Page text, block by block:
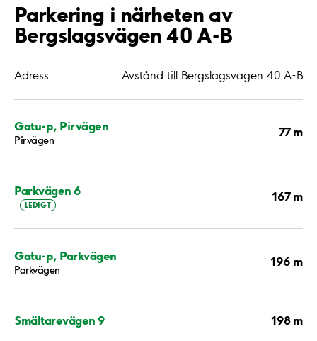
Parkering i närheten av
Bergslagsvägen 40 A-B
Adress Avstånd till Bergslagsvägen 40 A-B
Gatu-p, Pirvägen
Pirvägen
77 m
Parkvägen 6
LEDIGT
167 m
Gatu-p, Parkvägen
Parkvägen
196 m
Smältarevägen 9 198 m